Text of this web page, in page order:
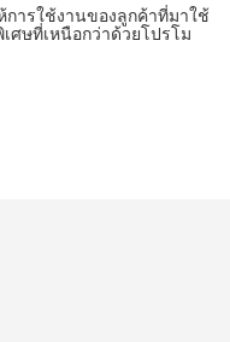
การใช้งานของลูกค้าที่มาใช้
ศษที่เหนือกว่าด้วยโปรโม